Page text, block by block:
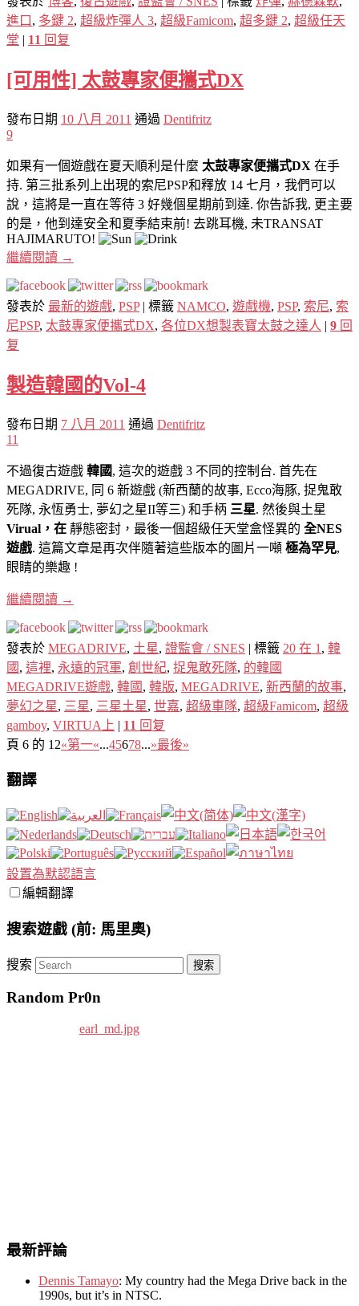
進口 , 多鍵 2, 超級炸彈人 3, 超級Famicom, 超多鍵 2, 超級任天
堂 | 11 回复
[可用性] 太鼓專家便攜式DX
發布日期 10 八月 2011 通過 Dentifritz
9
如果有一個遊戲在夏天順利是什麼 太鼓專家便攜式DX 在手
持. 第三批系列上出現的索尼PSP和釋放 14 七月，我們可以
說，這將是一直在等待 3 好幾個星期前到達. 你告訴我, 更主要
的是，他到達安全和夏季結束前! 去跳耳機, 未TRANSAT
HAJIMARUTO!
繼續閱讀 →
發表於 最新的遊戲, PSP | 標籤 NAMCO, 遊戲機, PSP, 索尼, 索
尼PSP, 太鼓專家便攜式DX, 各位DX想製表寶太鼓之達人 | 9 回
复
製造韓國的Vol-4
發布日期 7 八月 2011 通過 Dentifritz
11
不過復古遊戲 韓國, 這次的遊戲 3 不同的控制台. 首先在
MEGADRIVE, 同 6 新遊戲 (新西蘭的故事, Ecco海豚, 捉鬼敢
死隊, 永恆勇士, 夢幻之星II等三) 和手柄 三星. 然後與土星
Virual，在 靜態密封，最後一個超級任天堂盒怪異的 全NES
遊戲. 這篇文章是再次伴隨著這些版本的圖片一噸 極為罕見,
眼睛的樂趣 !
繼續閱讀 →
發表於 MEGADRIVE, 土星, 證監會 / SNES | 標籤 20 在 1 , 韓
國 , 這裡, 永遠的冠軍, 創世紀, 捉鬼敢死隊, 的韓國
MEGADRIVE遊戲, 韓國 , 韓版, MEGADRIVE, 新西蘭的故事,
夢幻之星, 三星, 三星土星, 世嘉, 超級車隊, 超級Famicom, 超級
gamboy, VIRTUA上 | 11 回复
頁 6 的 12«第一«...45678...»最後»
翻譯
設置為默認語言
編輯翻譯
搜索遊戲 (前: 馬里奧)
搜索
Random Pr0n
最新評論
Dennis Tamayo: My country had the Mega Drive back in the
1990s, but it’s in NTSC.